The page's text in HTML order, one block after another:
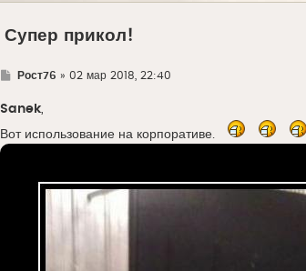
Супер прикол!
ГРост76 » 02 мар 2018, 22:40
Sanek,
Вот использование на корпоративе.